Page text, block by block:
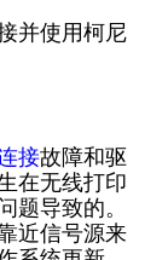
并使用柯尼
接故障和驱
在无线打印
题导致的。
近信号源来